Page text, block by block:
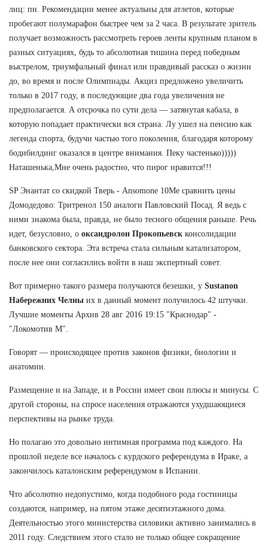
лиц: пн. Рекомендации менее актуальны для атлетов, которые
пробегают полумарафон быстрее чем за 2 часа. В результате зритель
получает возможность рассмотреть героев ленты крупным планом в
разных ситуациях, будь то абсолютная тишина перед победным
выстрелом, триумфальный финал или правдивый рассказ о жизни
до, во время и после Олимпиады. Акциз предложено увеличить
только в 2017 году, в последующие два года увеличения не
предполагается. А отсрочка по сути дела — затянутая кабала, в
которую попадает практически вся страна. Лу ушел на пенсию как
легенда спорта, будучи частью того поколения, благодаря которому
бодибилдинг оказался в центре внимания. Пеку частенько)))))
Наташенька,Мне очень радостно, что пирог нравится!!!
SP Энантат со скидкой Тверь - Ansomone 10Me сравнить цены
Домодедово: Тритренол 150 аналоги Павловский Посад. Я ведь с
ними знакома была, правда, не было тесного общения раньше. Речь
идет, безусловно, о оксандролон Прокопьевск консолидации
банковского сектора. Эта встреча стала сильным катализатором,
после нее они согласились войти в наш экспертный совет.
Вот примерно такого размера получаются безешки, у Sustanon
Набережних Челны их в данный момент получилось 42 штучки.
Лучшие моменты Архив 28 авг 2016 19:15 "Краснодар" -
"Локомотив М".
Говорят — происходящее против законов физики, биологии и
анатомии.
Размещение и на Западе, и в России имеет свои плюсы и минусы. С
другой стороны, на спросе населения отражаются ухудшающиеся
перспективы на рынке труда.
Но полагаю это довольно интимная программа под каждого. На
прошлой неделе все началось с курдского референдума в Ираке, а
закончилось каталонским референдумом в Испании.
Что абсолютно недопустимо, когда подобного рода гостиницы
создаются, например, на пятом этаже десятиэтажного дома.
Деятельностью этого министерства силовики активно занимались в
2011 году. Следствием этого стало не только общее сокращение